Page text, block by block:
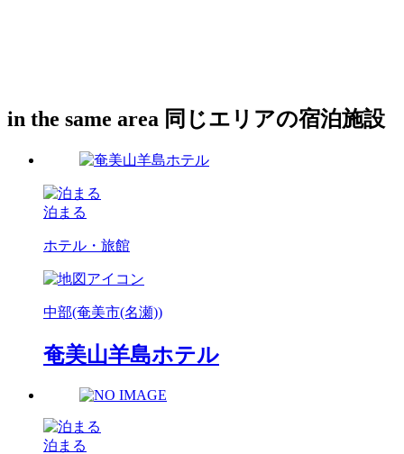
in the same area 同じエリアの宿泊施設
泊まる
ホテル・旅館
中部(奄美市(名瀬))
奄美山羊島ホテル
泊まる